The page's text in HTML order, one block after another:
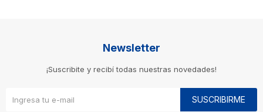
Newsletter
¡Suscribite y recibí todas nuestras novedades!
SUSCRIBIRME